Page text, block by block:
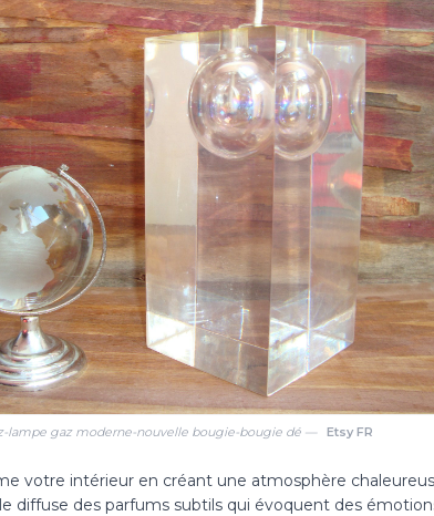
lampe gaz moderne-nouvelle bougie-bougie dé — Etsy FR
votre intérieur en créant une atmosphère
diffuse des parfums subtils qui évoquent des